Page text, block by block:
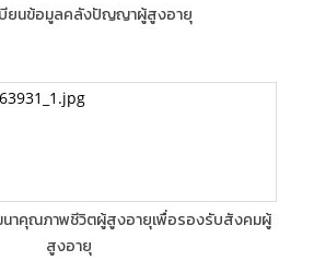
บียนข้อมูลคลังปัญญาผู้สูงอายุ
าคุณภาพชีวิตผู้สูงอายุเพื่อรองรับสังคมผู้
สูงอายุ